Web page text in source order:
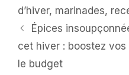
d’hiver, marinades,
Épices
cet hiver : boostez
le budget